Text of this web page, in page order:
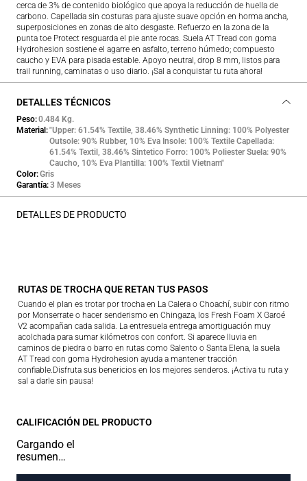
cerca de 3% de contenido biológico que apoya la reducción de huella de
carbono. Capellada sin costuras para ajuste suave opción en horma ancha,
superposiciones en zonas de alto desgaste. Refuerzo en la zona de la
punta toe Protect resguarda el pie ante rocas. Suela AT Tread con goma
Hydrohesion sostiene el agarre en asfalto, terreno húmedo; compuesto
caucho y EVA para pisada estable. Apoyo neutral, drop 8 mm, listos para
trail running, caminatas o uso diario. ¡Sal a conquistar tu ruta ahora!
DETALLES TÉCNICOS
Peso 0.484 Kg.
Material "Upper: 61.54% Textile, 38.46% Synthetic Linning: 100% Polyester
Outsole: 90% Rubber, 10% Eva Insole: 100% Textile Capellada:
61.54% Textil, 38.46% Sintetico Forro: 100% Poliester Suela: 90%
Caucho, 10% Eva Plantilla: 100% Textil Vietnam"
Color Gris
Garantía 3 Meses
DETALLES DE PRODUCTO
RUTAS DE TROCHA QUE RETAN TUS PASOS
Cuando el plan es trotar por trocha en La Calera o Choachí, subir con ritmo
por Monserrate o hacer senderismo en Chingaza, los Fresh Foam X Garoé
V2 acompañan cada salida. La entresuela entrega amortiguación muy
acolchada para sumar kilómetros con confort. Si aparece lluvia en
caminos de piedra o barro en rutas como Salento o Santa Elena, la suela
AT Tread con goma Hydrohesion ayuda a mantener tracción
confiable.Disfruta sus benericios en los mejores senderos. ¡Activa tu ruta y
sal a darle sin pausa!
CALIFICACIÓN DEL PRODUCTO
Cargando el
resumen…